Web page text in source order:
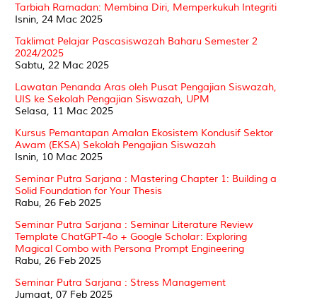
Tarbiah Ramadan: Membina Diri, Memperkukuh Integriti
Isnin, 24 Mac 2025
Taklimat Pelajar Pascasiswazah Baharu Semester 2
2024/2025
Sabtu, 22 Mac 2025
Lawatan Penanda Aras oleh Pusat Pengajian Siswazah,
UIS ke Sekolah Pengajian Siswazah, UPM
Selasa, 11 Mac 2025
Kursus Pemantapan Amalan Ekosistem Kondusif Sektor
Awam (EKSA) Sekolah Pengajian Siswazah
Isnin, 10 Mac 2025
Seminar Putra Sarjana : Mastering Chapter 1: Building a
Solid Foundation for Your Thesis
Rabu, 26 Feb 2025
Seminar Putra Sarjana : Seminar Literature Review
Template ChatGPT-4o + Google Scholar: Exploring
Magical Combo with Persona Prompt Engineering
Rabu, 26 Feb 2025
Seminar Putra Sarjana : Stress Management
Jumaat, 07 Feb 2025